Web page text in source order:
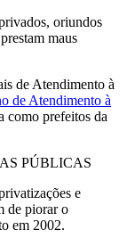
oriundos
maus
de Atendimento à
de Atendimento à
como prefeitos da
PÚBLICAS
e
de piorar o
em 2002.